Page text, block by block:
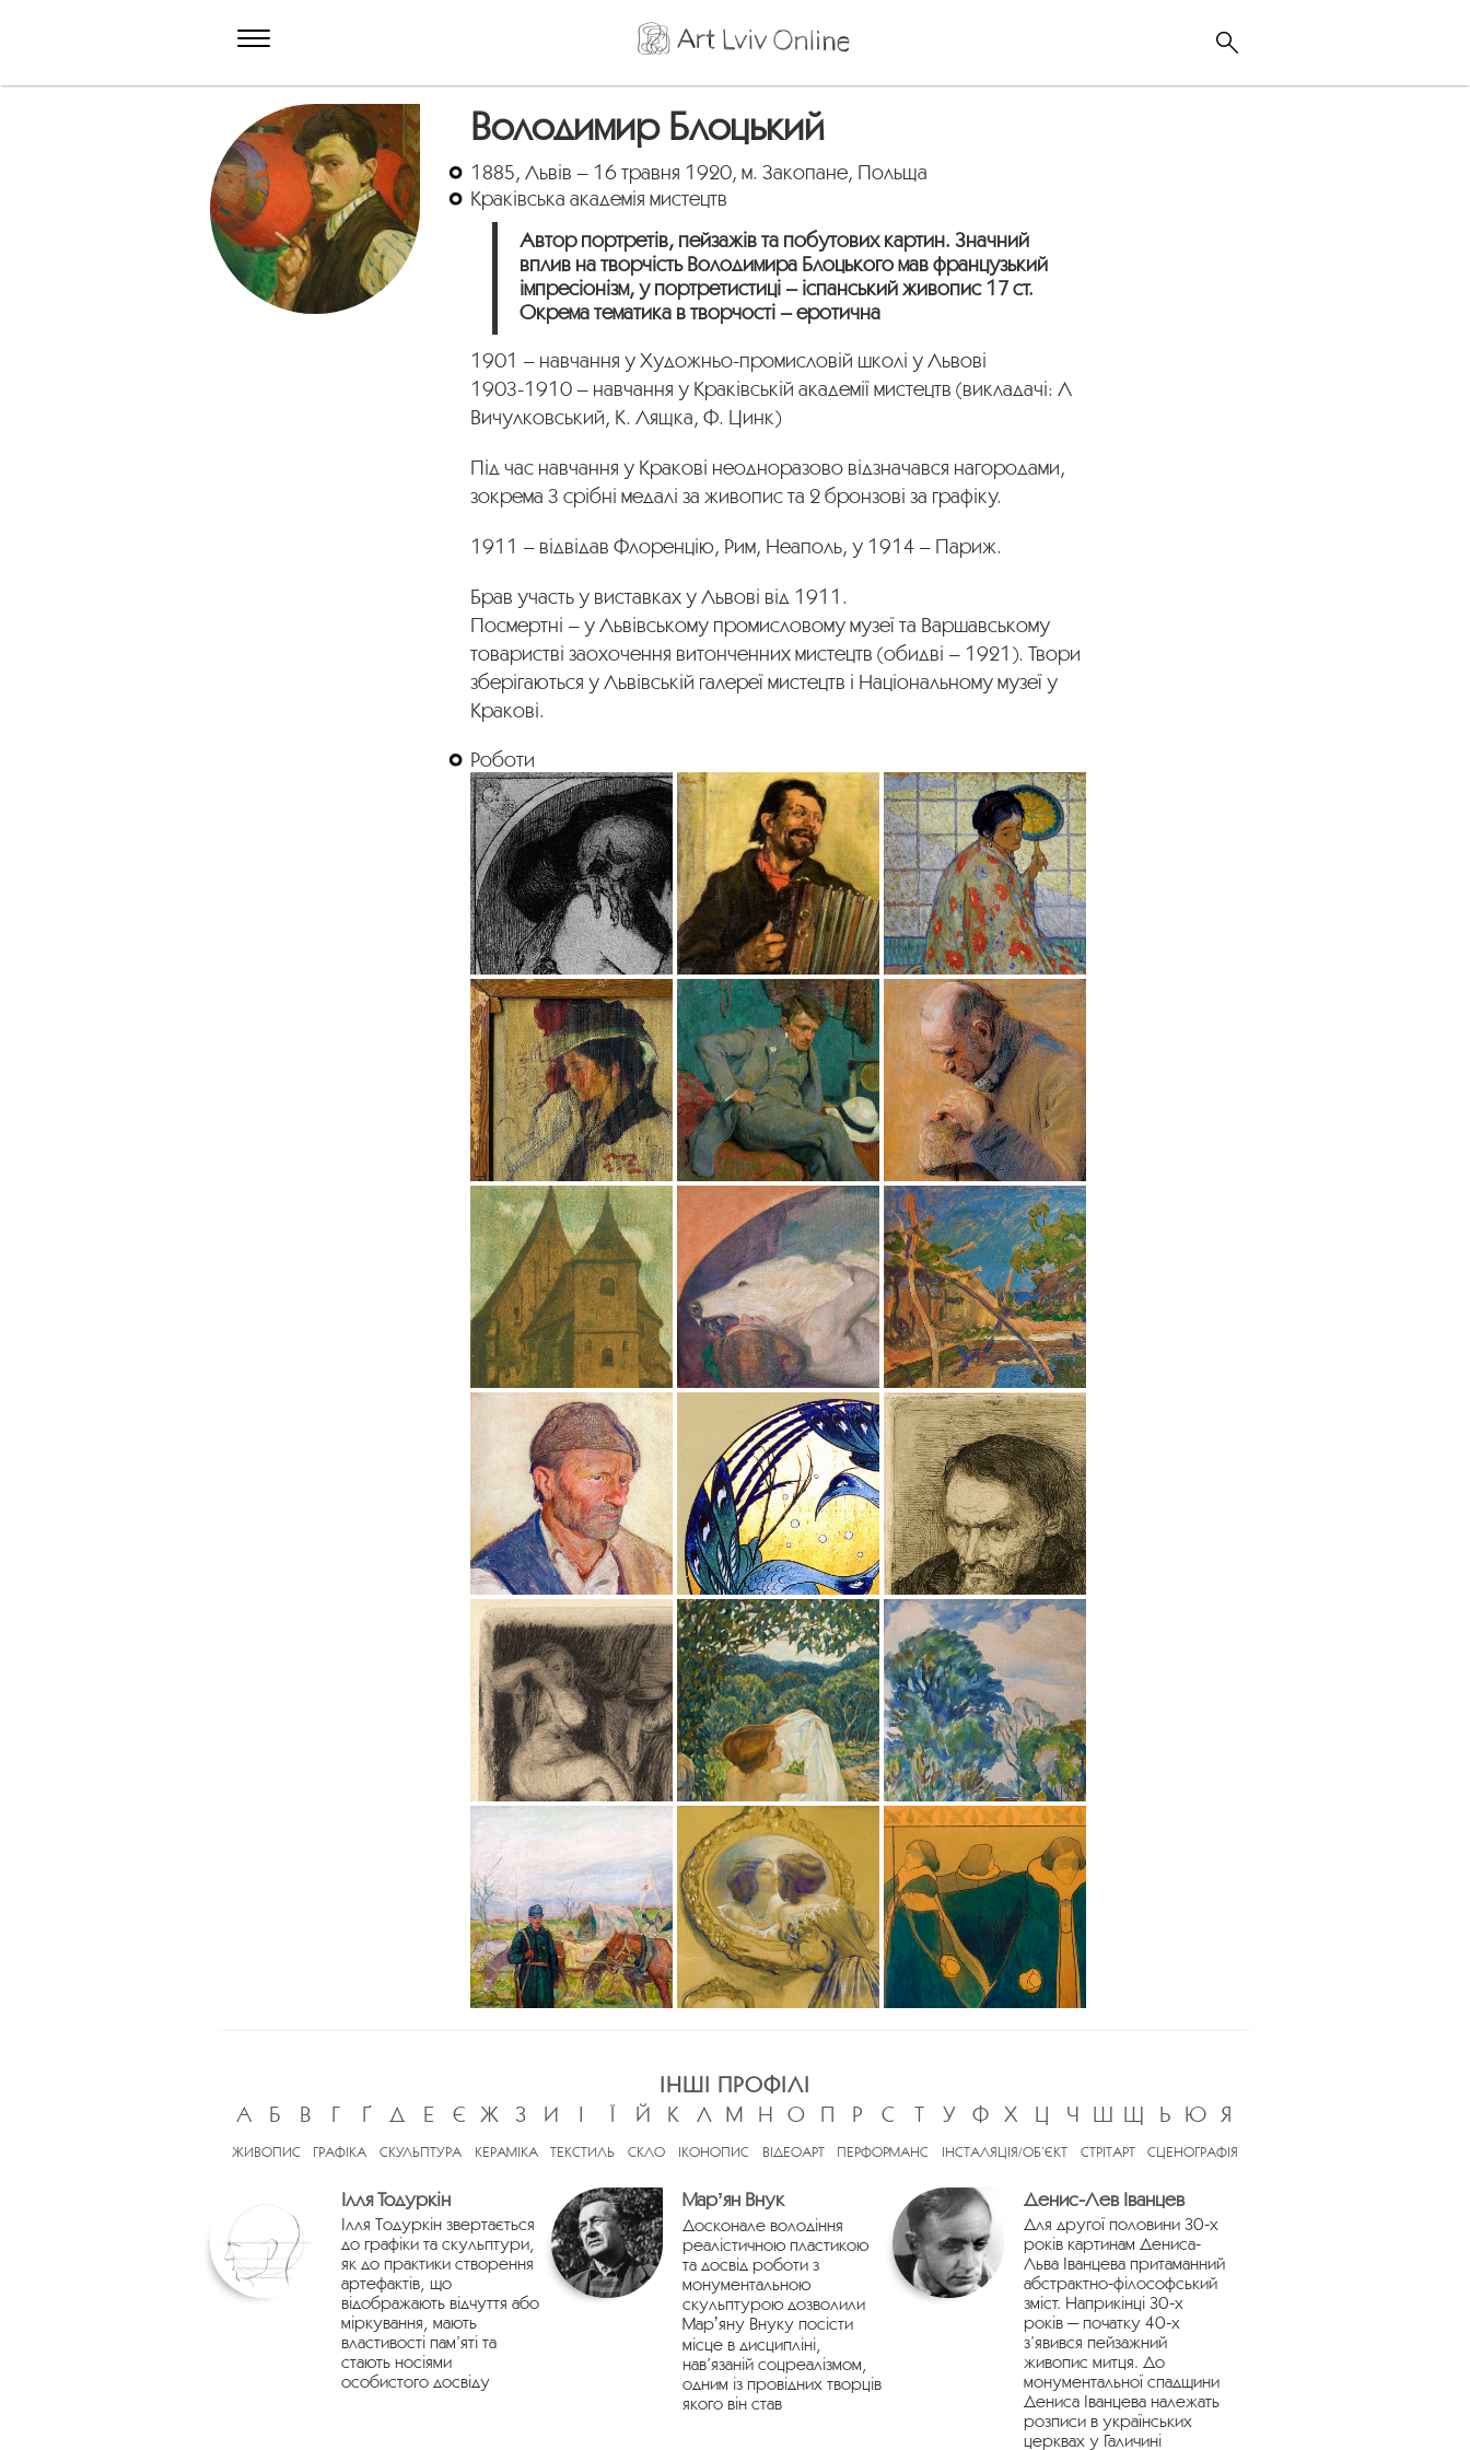
Володимир Блоцький
1885, Львів – 16 травня 1920, м. За­копане, Польща
Краківська академія мистецтв
Автор портретів, пейзажів та побутових картин. Значний
вплив на твор­чість Володимира Блоцького мав французький
імпресіо­нізм, у портретистиці – іспанський живопис 17 ст.
Окрема темати­ка в творчості – еротична
1901 – навчання у Художньо-промисловій школі у Львові
1903-1910 – навчання у Краківській академії мистецтв (викладачі: Л
Вичулковський, К. Лящка, Ф. Цинк)
Під час навчання у Кракові неодноразово відзначався нагородами,
зокре­ма 3 срібні медалі за живопис та 2 бронзові за графіку.
1911 – відвідав Флоренцію, Рим, Неаполь, у 1914 – Париж.
Брав участь у виставках у Львові від 1911.
По­смертні – у Львівському промисловому музеї та Варшавському
товаристві заохочення витонченних мистецтв (обидві – 1921). Твори
зберігаються у Львівській га­лереї мистецтв і Національному музеї у
Кра­кові.
Роботи
ІНШІ ПРОФІЛІ
А
Б В Г Ґ Д Е Є Ж З И І Ї Й К Л М Н О П Р С Т У Ф Х Ц Ч Ш Щ Ь Ю Я
ЖИВОПИС ГРАФІКА СКУЛЬПТУРА КЕРАМІКА ТЕКСТИЛЬ СКЛО ІКОНОПИС ВІДЕОАРТ ПЕРФОРМАНС ІНСТАЛЯЦІЯ/ОБ’ЄКТ СТРІТАРТ СЦЕНОГРАФІЯ
Ілля Тодуркін
Ілля Тодуркін звертається
до графіки та скульптури,
як до практики створення
артефактів, що
відображають відчуття або
міркування, мають
властивості пам’яті та
стають носіями
особистого досвіду
Марʼян Внук
Досконале володіння
реалістичною пластикою
та досвід роботи з
монументальною
скульптурою дозволили
Марʼяну Внуку посісти
місце в дисципліні,
нав’язаній соцреалізмом,
одним із провідних творців
якого він став
Денис-Лев Іванцев
Для другої половини 30-х
років картинам Дениса-
Льва Іванцева притаманний
абстрактно-філософський
зміст. Наприкінці 30-х
років — початку 40-х
з’явився пейзажний
живопис митця. До
монументальної спадщини
Дениса Іванцева належать
розписи в українських
церквах у Галичині